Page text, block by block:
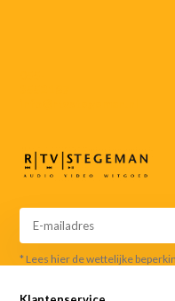
* Lees hier de wettelijke